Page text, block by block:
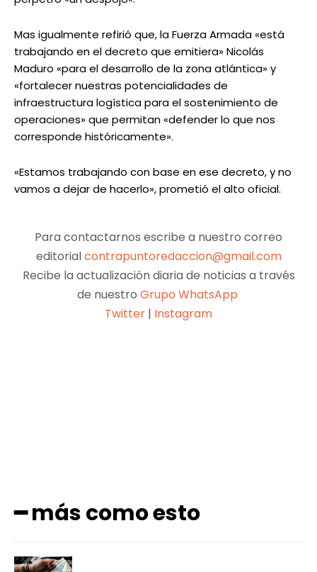
Mas igualmente refirió que, la Fuerza Armada «está
trabajando en el decreto que emitiera» Nicolás
Maduro «para el desarrollo de la zona atlántica» y
«fortalecer nuestras potencialidades de
infraestructura logística para el sostenimiento de
operaciones» que permitan «defender lo que nos
corresponde históricamente».
«Estamos trabajando con base en ese decreto, y no
vamos a dejar de hacerlo», prometió el alto oficial.
Para contactarnos escribe a nuestro correo
editorialcontrapuntoredaccion@gmail.com
Recibe la actualización diaria de noticias a través
de nuestro Grupo WhatsApp
Twitter | Instagram
━ más como esto